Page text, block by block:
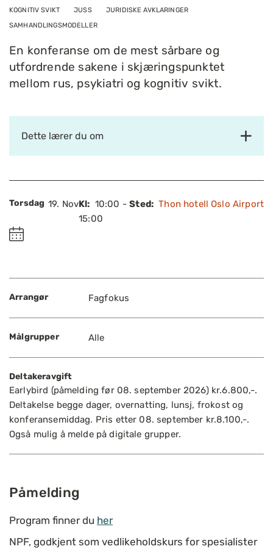
KOGNITIV SVIKT
JUSS
JURIDISKE AVKLARINGER
SAMHANDLINGSMODELLER
En konferanse om de mest sårbare og
utfordrende sakene i skjæringspunktet
mellom rus, psykiatri og kognitiv svikt.
Dette lærer du om
Torsdag 19. NovKl: 10:00 -
15:00
Sted: Thon hotell Oslo Airport
Arrangør Fagfokus
Målgrupper Alle
Deltakeravgift
Earlybird (påmelding før 08. september 2026) kr.6.800,-.
Deltakelse begge dager, overnatting, lunsj, frokost og
konferansemiddag. Pris etter 08. september kr.8.100,-.
Også mulig å melde på digitale grupper.
Påmelding
Program finner du her
NPF, godkjent som vedlikeholdskurs for spesialister